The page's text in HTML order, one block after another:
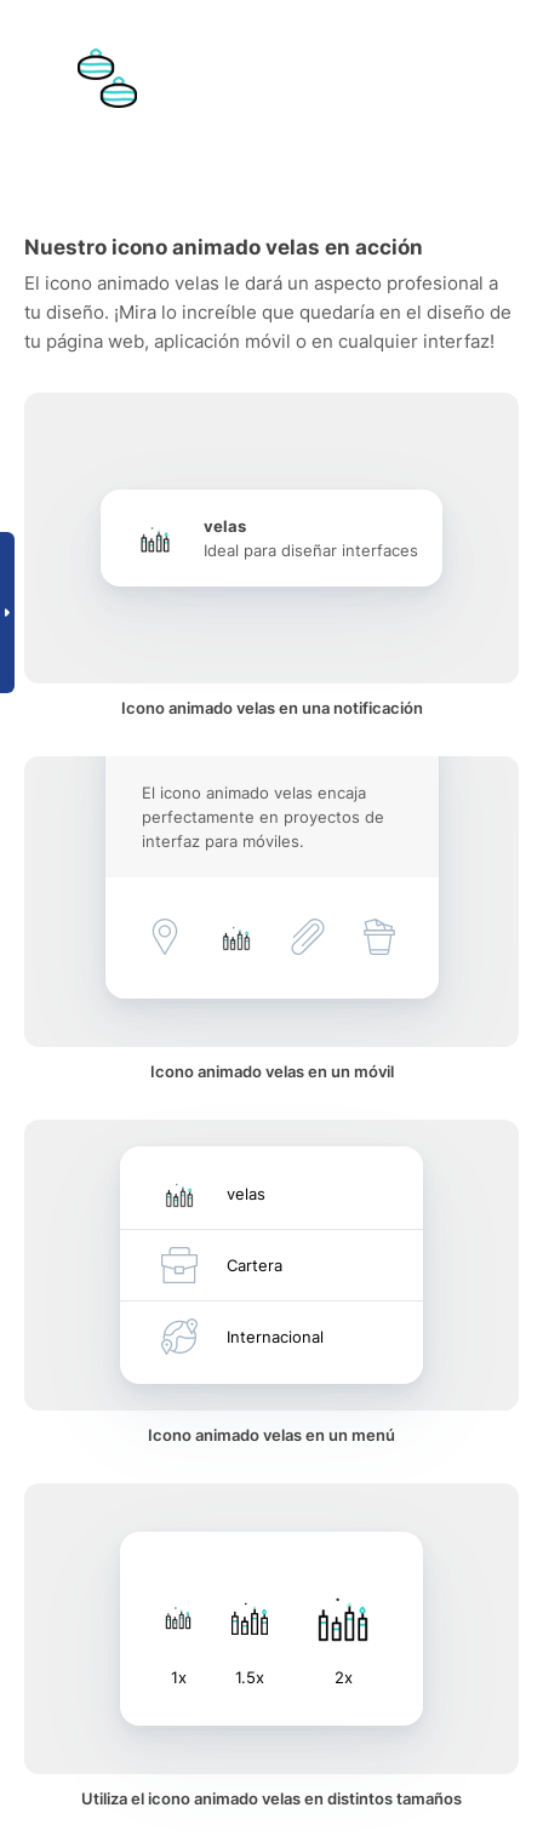
Nuestro icono animado velas en acción
El icono animado velas le dará un aspecto profesional a
tu diseño. ¡Mira lo increíble que quedaría en el diseño de
tu página web, aplicación móvil o en cualquier interfaz!
velas
Ideal para diseñar interfaces
Icono animado velas en una notificación
El icono animado velas encaja
perfectamente en proyectos de
interfaz para móviles.
Icono animado velas en un móvil
velas
Cartera
Internacional
Icono animado velas en un menú
1x 1.5x 2x
Utiliza el icono animado velas en distintos tamaños